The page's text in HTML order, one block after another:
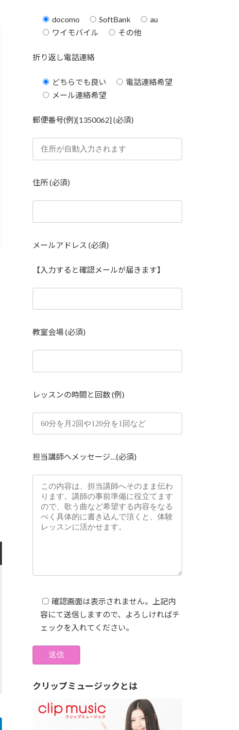
docomo SoftBank
au
ワイモバイル
その他
折り返し電話連絡
どちらでも良い
電話連絡希望
メール連絡希望
郵便番号(例)[1350062] (必須)
住所 (必須)
メールアドレス (必須)
【入力すると確認メールが届きます】
教室会場 (必須)
レッスンの時間と回数 (例)
担当講師へメッセージ…(必須)
確認画面は表示されません。上記内
容にて送信しますので、よろしければチ
ェックを入れてください。
クリップミュージックとは